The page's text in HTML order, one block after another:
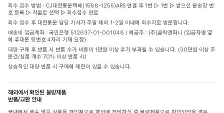
회수 접수 방법 : CJ대한통운택배(1588-1255)ARS 연결 후 1번 ▷ 1번 ▷ 받으신 운송장 번
호 등록 ▷ 착불로 선택 ▷ 회수접수 완료
회수 접수 후 대한통운 담당 기사가 주말 제외 1-2일 이내에 회수지로 방문합니다.
배송비 입금계좌 : 국민은행 512637-01-001048 / 예금주 : (주)클릭앤퍼니 (입금자명 옆
에 휴대폰 뒷번호 4자리 기재 요청)
대량 구매 후 반품 시 반품 수거 비용이 1만원 이상 추가 부과될 수 있습니다. (30만원 이상 주
문건/상품 개수 70% 이상 반품 시)
상습적인 대량 반품 시 구매에 제한이 있을 수 있습니다.
해외에서 확인된 불량제품
반품/교환 안내